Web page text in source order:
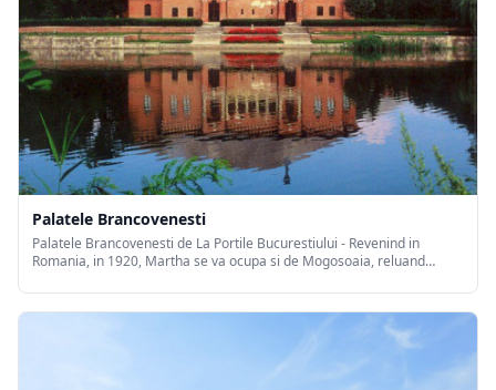
Palatele Brancovenesti
Palatele Brancovenesti de La Portile Bucurestiului - Revenind in
Romania, in 1920, Martha se va ocupa si de Mogosoaia, reluand
Rupolo. In 1921, sarcina ii va reveni tanarului si rafinatului arhitect
George M. Cantacuzino, nepotul de sora al lui George Valentin